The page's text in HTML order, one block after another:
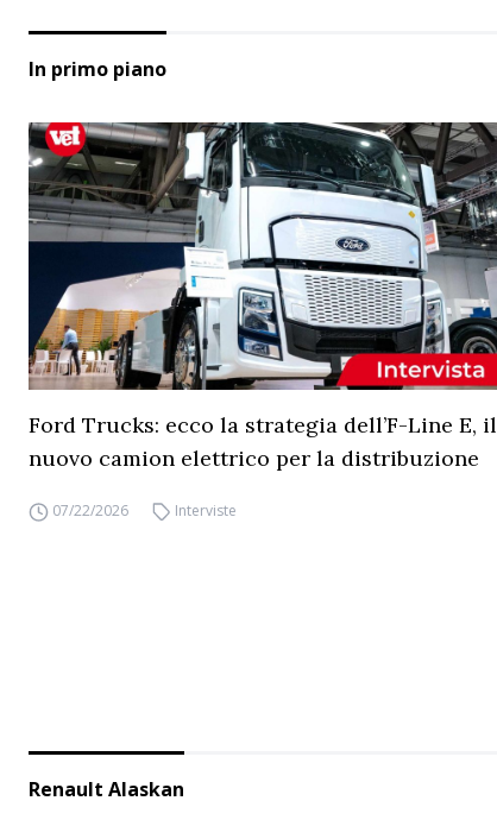
In primo piano
Ford Trucks: ecco la strategia dell’F-Line E, il
nuovo camion elettrico per la distribuzione
07/22/2026 Interviste
Renault Alaskan